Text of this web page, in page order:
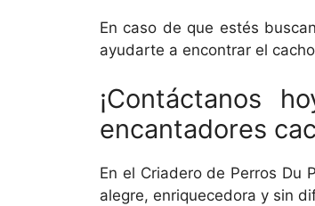
En caso de que estés
ayudarte a encontrar el
¡Contáctanos
encantadores
En el Criadero de Perros Du
alegre, enriquecedora y sin